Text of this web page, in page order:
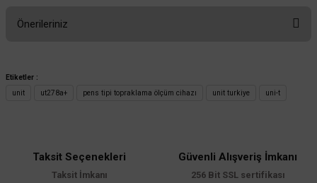
Önerileriniz
yetersiz gördüğünüz noktaları öneri formunu kullanarak tarafımıza
Görüş ve önerileriniz için teşekkür ederiz.
Ürün açıklamasında eksik bilgiler bulunuyor.
Ürün bilgilerinde hatalar bulunuyor.
Etiketler :
unit
ut278a+ pens tipi topraklama ölçüm cihazı unit turkiye uni-t
Taksit Seçenekleri
Taksit İmkanı
Güvenli Alışveriş İmkanı
256 Bit SSL sertifikası